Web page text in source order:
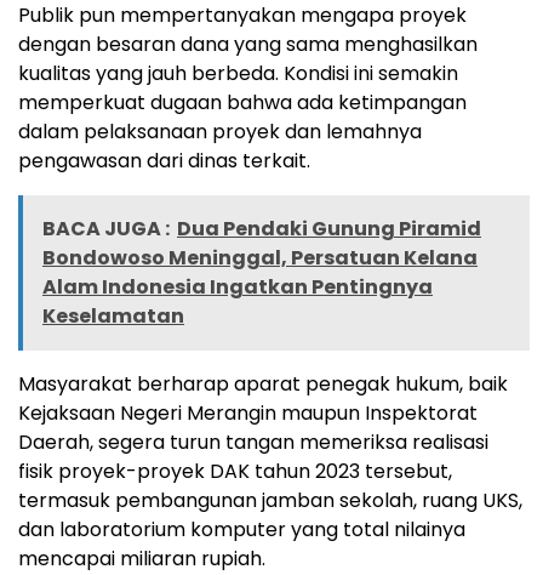
Publik pun mempertanyakan mengapa proyek
dengan besaran dana yang sama menghasilkan
kualitas yang jauh berbeda. Kondisi ini semakin
memperkuat dugaan bahwa ada ketimpangan
dalam pelaksanaan proyek dan lemahnya
pengawasan dari dinas terkait.
BACA JUGA : Dua Pendaki Gunung Piramid
Bondowoso Meninggal, Persatuan Kelana
Alam Indonesia Ingatkan Pentingnya
Keselamatan
Masyarakat berharap aparat penegak hukum, baik
Kejaksaan Negeri Merangin maupun Inspektorat
Daerah, segera turun tangan memeriksa realisasi
fisik proyek-proyek DAK tahun 2023 tersebut,
termasuk pembangunan jamban sekolah, ruang UKS,
dan laboratorium komputer yang total nilainya
mencapai miliaran rupiah.